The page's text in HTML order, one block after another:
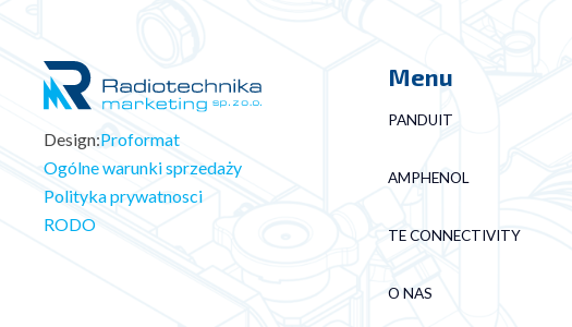
Design:Proformat
Ogólne warunki sprzedaży
Polityka prywatnosci
RODO
Menu
PANDUIT
AMPHENOL
TE CONNECTIVITY
O NAS